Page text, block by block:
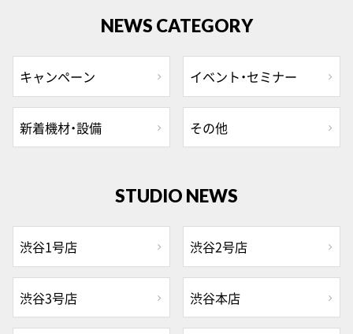
NEWS CATEGORY
キャンペーン イベント・セミナー
新着機材・設備 その他
STUDIO NEWS
渋谷1号店 渋谷2号店
渋谷3号店 渋谷本店